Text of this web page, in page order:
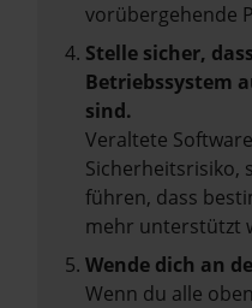
vorübergehende
Stelle sicher,
Betriebssystem
sind.
Veraltete
Sicherheitsrisiko,
führen, dass
mehr unterstützt
Wende dich an
Wenn du alle